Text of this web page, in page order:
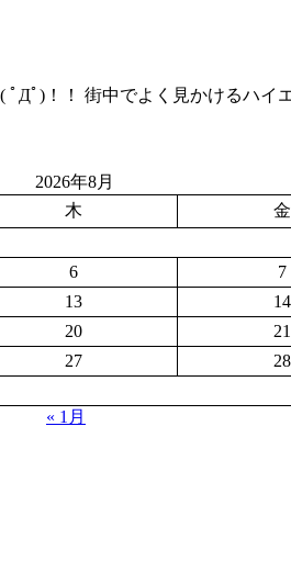
Дﾟ)！！ 街中でよく見かけるハ
2026年8月
木 金
6 7
13 14
20 21
27 28
« 1月